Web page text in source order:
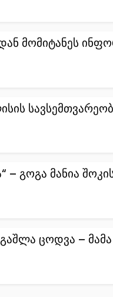
მომიტანეს
– გოგა მანია
ცოდვა – მამა